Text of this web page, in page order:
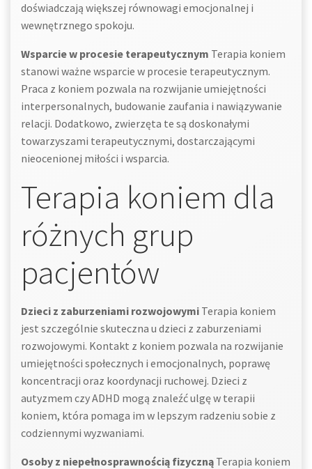
doświadczają większej równowagi emocjonalnej i
wewnętrznego spokoju.
Wsparcie w procesie terapeutycznym Terapia koniem
stanowi ważne wsparcie w procesie terapeutycznym.
Praca z koniem pozwala na rozwijanie umiejętności
interpersonalnych, budowanie zaufania i nawiązywanie
relacji. Dodatkowo, zwierzęta te są doskonałymi
towarzyszami terapeutycznymi, dostarczającymi
nieocenionej miłości i wsparcia.
Terapia koniem dla
różnych grup
pacjentów
Dzieci z zaburzeniami rozwojowymi Terapia koniem
jest szczególnie skuteczna u dzieci z zaburzeniami
rozwojowymi. Kontakt z koniem pozwala na rozwijanie
umiejętności społecznych i emocjonalnych, poprawę
koncentracji oraz koordynacji ruchowej. Dzieci z
autyzmem czy ADHD mogą znaleźć ulgę w terapii
koniem, która pomaga im w lepszym radzeniu sobie z
codziennymi wyzwaniami.
Osoby z niepełnosprawnością fizyczną Terapia koniem